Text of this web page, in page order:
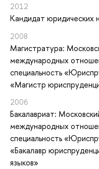
2012
Кандидат юридических
2008
Магистратура:
международных
специальность
«Магистр
2006
Бакалавриат:
международных
специальность
«Бакалавр
языков»